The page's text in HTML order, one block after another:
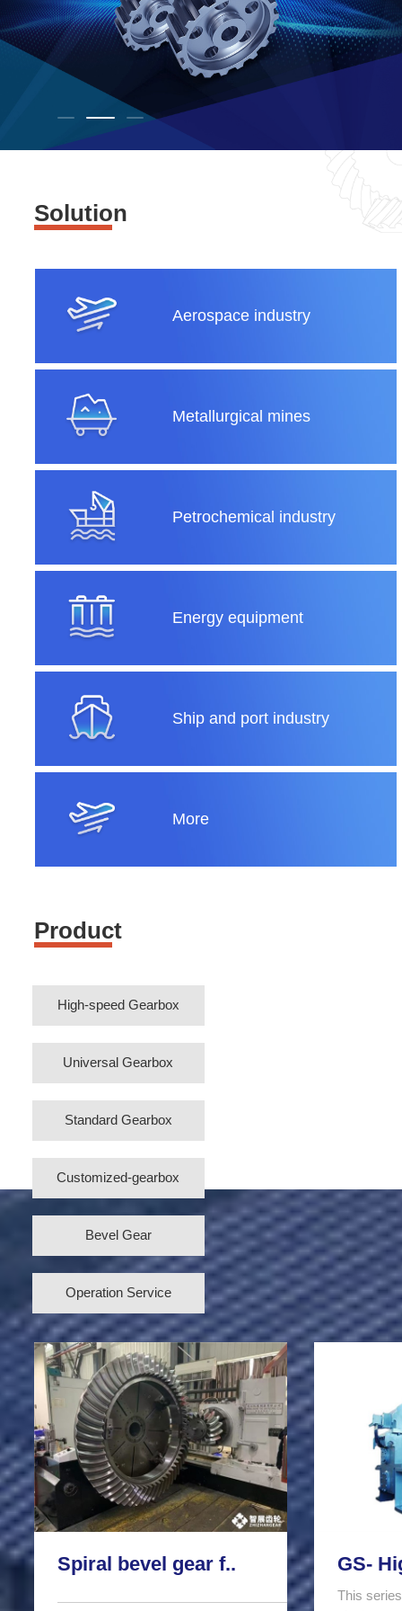
Solution
Aerospace industry
Metallurgical mines
Petrochemical industry
Energy equipment
Ship and port industry
More
Product
High-speed Gearbox
Universal Gearbox
Standard Gearbox
Customized-gearbox
Bevel Gear
Operation Service
Spiral bevel gear f.. GS-
This